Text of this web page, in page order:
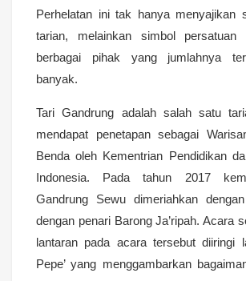
Perhelatan ini tak hanya menyajikan
tarian, melainkan simbol persatuan
berbagai pihak yang jumlahnya
banyak.
Tari Gandrung adalah salah satu
mendapat penetapan sebagai
Benda oleh Kementrian Pendidikan
Indonesia. Pada tahun 2017
Gandrung Sewu dimeriahkan
dengan penari Barong Ja’ripah. Acara
lantaran pada acara tersebut diiringi
Pepe’ yang menggambarkan